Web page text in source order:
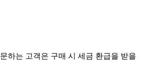
하는 고객은 구매 시 세금 환급을 받을